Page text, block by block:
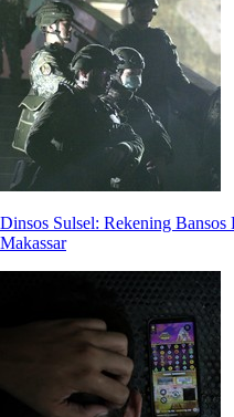
Dinsos Sulsel: Rekening
Makassar